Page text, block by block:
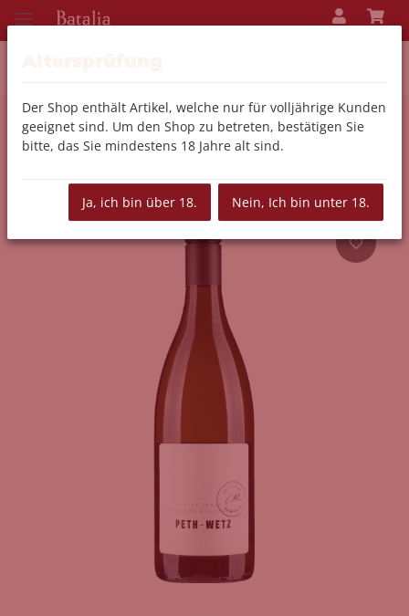
Zurück zur Liste Wein
Der Shop enthält Artikel, welche nur für volljährige Kunden
geeignet sind. Um den Shop zu betreten, bestätigen Sie
bitte, das Sie mindestens 18 Jahre alt sind.
Ja, ich bin über 18. Nein, Ich bin unter 18.